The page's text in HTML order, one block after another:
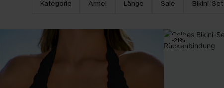
Kategorie Ärmel Länge Sale Bikini-Set
-21%